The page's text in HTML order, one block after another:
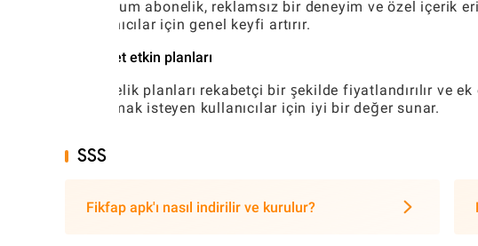
Premium abonelik, reklamsız bir deneyim ve özel içerik
kullanıcılar için genel keyfi artırır.
Maliyet etkin planları
Abonelik planları rekabetçi bir şekilde fiyatlandırılır ve
çıkarmak isteyen kullanıcılar için iyi bir değer sunar.
SSS
Fikfap apk'ı nasıl indirilir ve kurulur?